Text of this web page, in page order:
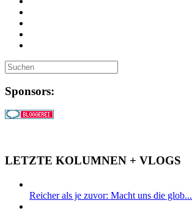
Sponsors:
LETZTE KOLUMNEN + VLOGS
Reicher als je zuvor: Macht uns die glob...